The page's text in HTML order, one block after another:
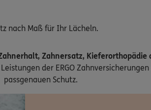
nach Maß für Ihr Lächeln.
Zahnersatz, Kieferorthopädie
der ERGO
passgenauen Schutz.